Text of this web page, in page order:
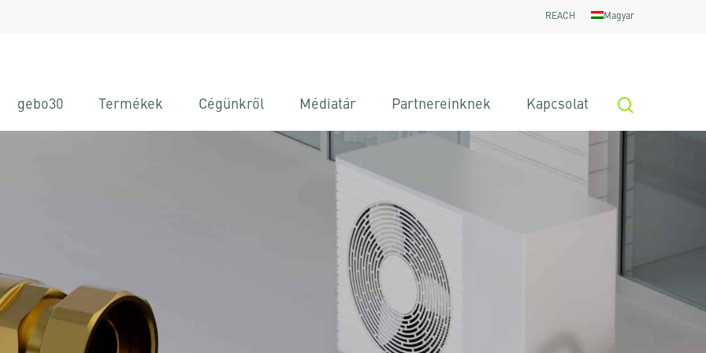
REACH Magyar
gebo30 Termékek Cégünkről Médiatár Partnereinknek Kapcsolat